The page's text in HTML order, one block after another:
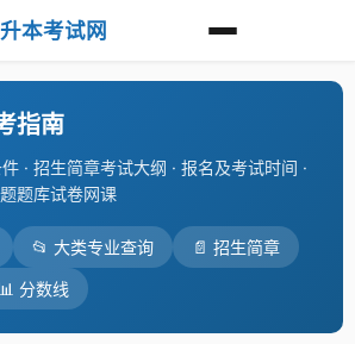
本考试网
指南
· 招生简章考试大纲 · 报名及考试时间 ·
题库试卷网课
📂 大类专业查询 📄 招生简章
📊 分数线